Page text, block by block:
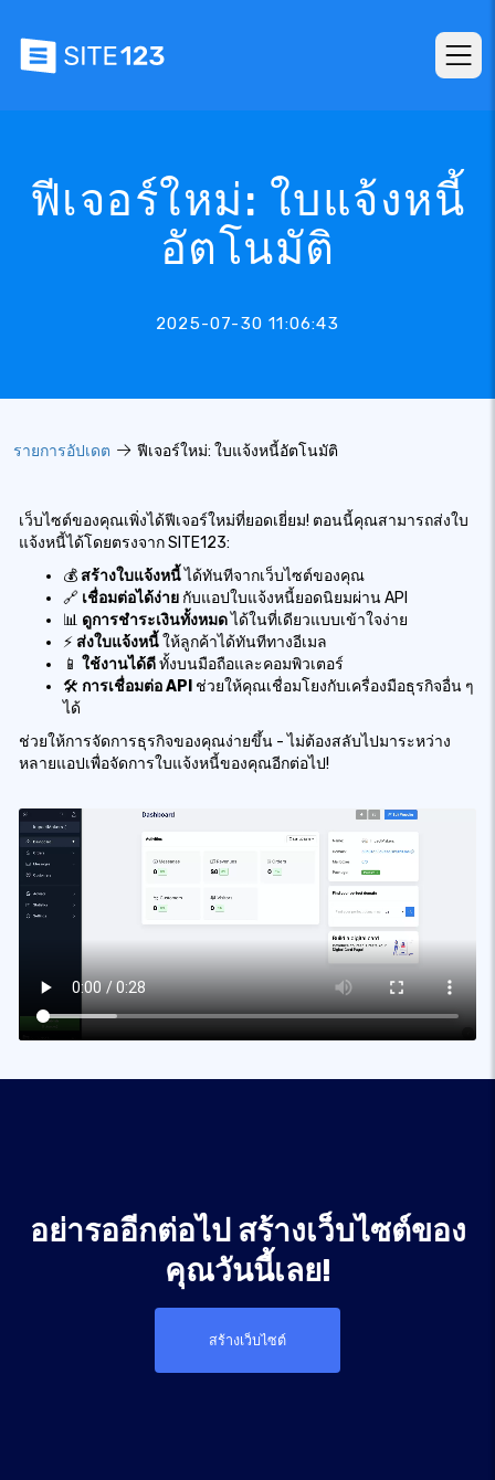
ฟีเจอร์ใหม่: ใบแจ้งหนี้
อัตโนมัติ
2025-07-30 11:06:43
รายการอัปเดต ฟีเจอร์ใหม่: ใบแจ้งหนี้อัตโนมัติ
เว็บไซต์ของคุณเพิ่งได้ฟีเจอร์ใหม่ที่ยอดเยี่ยม! ตอนนี้คุณสามารถส่งใบ
แจ้งหนี้ได้โดยตรงจาก SITE123:
💰 สร้างใบแจ้งหนี้ได้ทันทีจากเว็บไซต์ของคุณ
🔗 เชื่อมต่อได้ง่าย กับแอปใบแจ้งหนี้ยอดนิยมผ่าน API
📊 ดูการชำระเงินทั้งหมดได้ในที่เดียวแบบเข้าใจง่าย
⚡ ส่งใบแจ้งหนี้ให้ลูกค้าได้ทันทีทางอีเมล
📱 ใช้งานได้ดีทั้งบนมือถือและคอมพิวเตอร์
🛠️ การเชื่อมต่อ API ช่วยให้คุณเชื่อมโยงกับเครื่องมือธุรกิจอื่น ๆ
ได้
ช่วยให้การจัดการธุรกิจของคุณง่ายขึ้น - ไม่ต้องสลับไปมาระหว่าง
หลายแอปเพื่อจัดการใบแจ้งหนี้ของคุณอีกต่อไป!
อย่ารออีกต่อไป สร้างเว็บไซต์ของ
คุณวันนี้เลย!
สร้างเว็บไซต์